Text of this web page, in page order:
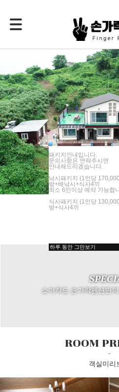
패키지안내입니다.
문의사항은 연락주시면
안내해드리겠습니다.
낚시패키지 (1인당
방+배낚시+식사4끼
최소 6인이상 예약 가능합
식사패키지 (1인당
방+식사4끼
하루 동안 그만보기
소이작도 손가락펜션만
ROOM
-
객실미리